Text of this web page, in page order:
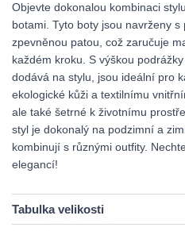
Objevte dokonalou kombinaci
botami. Tyto boty jsou navrženy
zpevněnou patou, což zaručuje
každém kroku. S výškou
dodává na stylu, jsou ideální pro
ekologické kůži a textilnímu
ale také šetrné k životnímu
styl je dokonalý na podzimní a
kombinují s různými outfity.
elegancí!
Tabulka velikosti